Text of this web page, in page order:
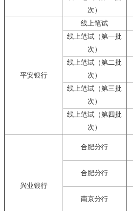
次）
平安银行
线上笔试
线上笔试（第一批
次）
线上笔试（第二批
次）
线上笔试（第三批
次）
线上笔试（第四批
次）
兴业银行
合肥分行
合肥分行
南京分行